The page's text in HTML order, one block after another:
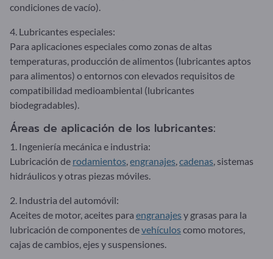
condiciones de vacío).
4. Lubricantes especiales:
Para aplicaciones especiales como zonas de altas
temperaturas, producción de alimentos (lubricantes aptos
para alimentos) o entornos con elevados requisitos de
compatibilidad medioambiental (lubricantes
biodegradables).
Áreas de aplicación de los lubricantes:
1. Ingeniería mecánica e industria:
Lubricación de rodamientos engranajes cadenas , sistemas
hidráulicos y otras piezas móviles.
2. Industria del automóvil:
Aceites de motor, aceites para engranajesy grasas para la
lubricación de componentes devehículoscomo motores,
cajas de cambios, ejes y suspensiones.